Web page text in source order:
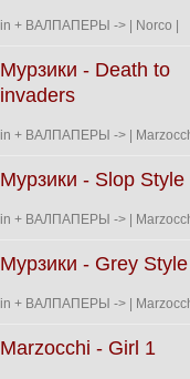
in + ВАЛПАПЕРЫ -> | Norco |
Мурзики - Death to
invaders
in + ВАЛПАПЕРЫ -> |
Мурзики - Slop Style
in + ВАЛПАПЕРЫ -> |
Мурзики - Grey Style
in + ВАЛПАПЕРЫ -> |
Marzocchi - Girl 1